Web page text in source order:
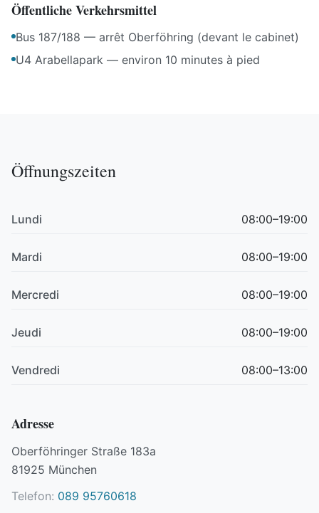
Öffentliche Verkehrsmittel
Bus 187/188 — arrêt Oberföhring (devant le cabinet)
U4 Arabellapark — environ 10 minutes à pied
Öffnungszeiten
Lundi 08:00–19:00
Mardi 08:00–19:00
Mercredi 08:00–19:00
Jeudi 08:00–19:00
Vendredi 08:00–13:00
Adresse
Oberföhringer Straße 183a
81925 München
Telefon: 089 95760618